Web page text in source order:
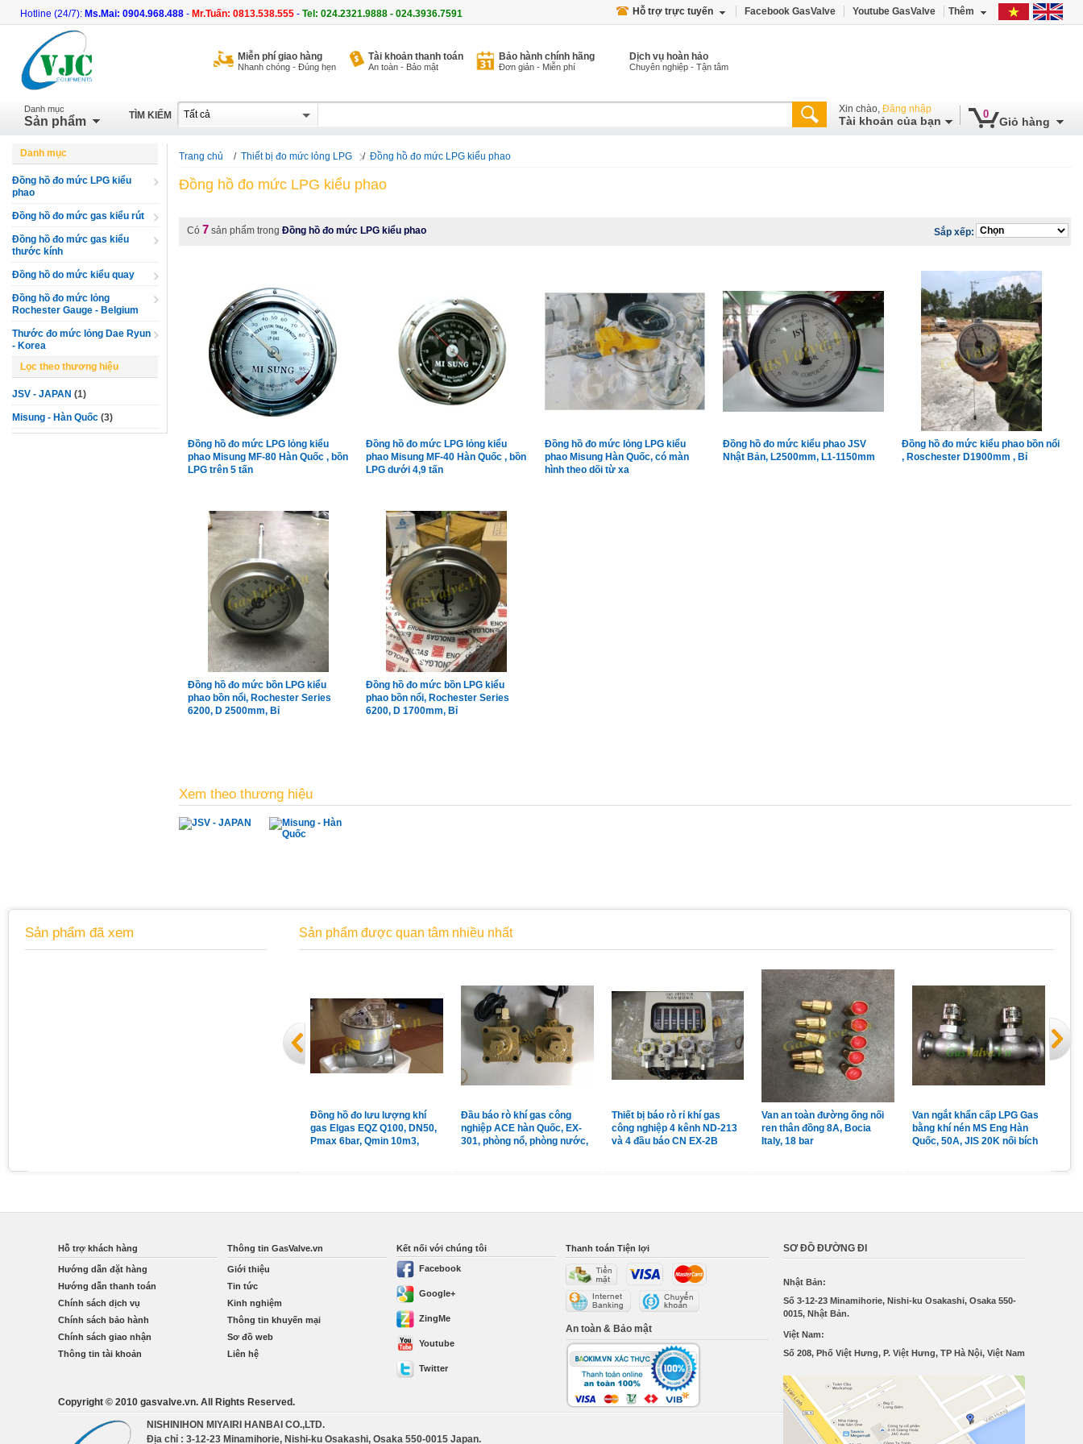
Hotline (24/7): Ms.Mai: 0904.968.488 - Mr.Tuấn: 0813.538.555 - Tel: 024.2321.9888 - 024.3936.7591 Hỗ trợ trực tuyến Facebook GasValve Youtube GasValve Thêm
Miễn phí giao hàng
Nhanh chóng - Đúng hẹn
Tài khoản thanh toán
An toàn - Bảo mật
Bảo hành chính hãng
Đơn giản - Miễn phí
Dịch vụ hoàn hảo
Chuyên nghiệp - Tận tâm
TÌM KIẾM
Danh mục
Sản phẩm
Xin chào, Đăng nhập
Tài khoản của bạn
0
Giỏ hàng
Danh mục
Đồng hồ đo mức LPG kiểu
phao
Đồng hồ đo mức gas kiểu rút
Đồng hồ đo mức gas kiểu
thước kính
Đồng hồ do mức kiểu quay
Đồng hồ đo mức lỏng
Rochester Gauge - Belgium
Thước đo mức lỏng Dae Ryun
- Korea
Lọc theo thương hiệu
JSV - JAPAN (1)
Misung - Hàn Quốc (3)
Trang chủ / Thiết bị đo mức lỏng LPG / Đồng hồ đo mức LPG kiểu phao
Đồng hồ đo mức LPG kiểu phao
Có 7 sản phẩm trong Đồng hồ đo mức LPG kiểu phao Sắp xếp:
Đồng hồ đo mức LPG lỏng kiểu
phao Misung MF-80 Hàn Quốc , bồn
LPG trên 5 tấn
Đồng hồ đo mức LPG lỏng kiểu
phao Misung MF-40 Hàn Quốc , bồn
LPG dưới 4,9 tấn
Đồng hồ đo mức lỏng LPG kiểu
phao Misung Hàn Quốc, có màn
hình theo dõi từ xa
Đồng hồ đo mức kiểu phao JSV
Nhật Bản, L2500mm, L1-1150mm
Đồng hồ đo mức kiểu phao bồn nổi
, Roschester D1900mm , Bỉ
Đồng hồ đo mức bồn LPG kiểu
phao bồn nổi, Rochester Series
6200, D 2500mm, Bỉ
Đồng hồ đo mức bồn LPG kiểu
phao bồn nổi, Rochester Series
6200, D 1700mm, Bỉ
Xem theo thương hiệu
Sản phẩm đã xem Sản phẩm được quan tâm nhiều nhất
Đồng hồ đo lưu lượng khí
gas Elgas EQZ Q100, DN50,
Pmax 6bar, Qmin 10m3,
Đầu báo rò khí gas công
nghiệp ACE hàn Quốc, EX-
301, phòng nổ, phòng nước,
Thiết bị báo rò rỉ khí gas
công nghiệp 4 kênh ND-213
và 4 đầu báo CN EX-2B
Van an toàn đường ống nối
ren thân đồng 8A, Bocia
Italy, 18 bar
Van ngắt khẩn cấp LPG Gas
bằng khí nén MS Eng Hàn
Quốc, 50A, JIS 20K nối bích
Hỗ trợ khách hàng
Hướng dẫn đặt hàng
Hướng dẫn thanh toán
Chính sách dịch vụ
Chính sách bảo hành
Chính sách giao nhận
Thông tin tài khoản
Thông tin GasValve.vn
Giới thiệu
Tin tức
Kinh nghiệm
Thông tin khuyến mại
Sơ đồ web
Liên hệ
Kết nối với chúng tôi
Facebook
Google+
ZingMe
Youtube
Twitter
Thanh toán Tiện lợi
An toàn & Bảo mật
Copyright © 2010 gasvalve.vn. All Rights Reserved.
NISHINIHON MIYAIRI HANBAI CO.,LTD.
Địa chỉ : 3-12-23 Minamihorie, Nishi-ku Osakashi, Osaka 550-0015 Japan.
SƠ ĐỒ ĐƯỜNG ĐI
Nhật Bản:
Số 3-12-23 Minamihorie, Nishi-ku Osakashi, Osaka 550-
0015, Nhật Bản.
Việt Nam:
Số 208, Phố Việt Hưng, P. Việt Hưng, TP Hà Nội, Việt Nam